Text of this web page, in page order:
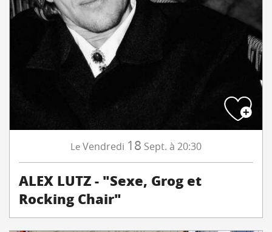
Le Vendredi 18 Sept. à 20:30
ALEX LUTZ - "Sexe, Grog et
Rocking Chair"